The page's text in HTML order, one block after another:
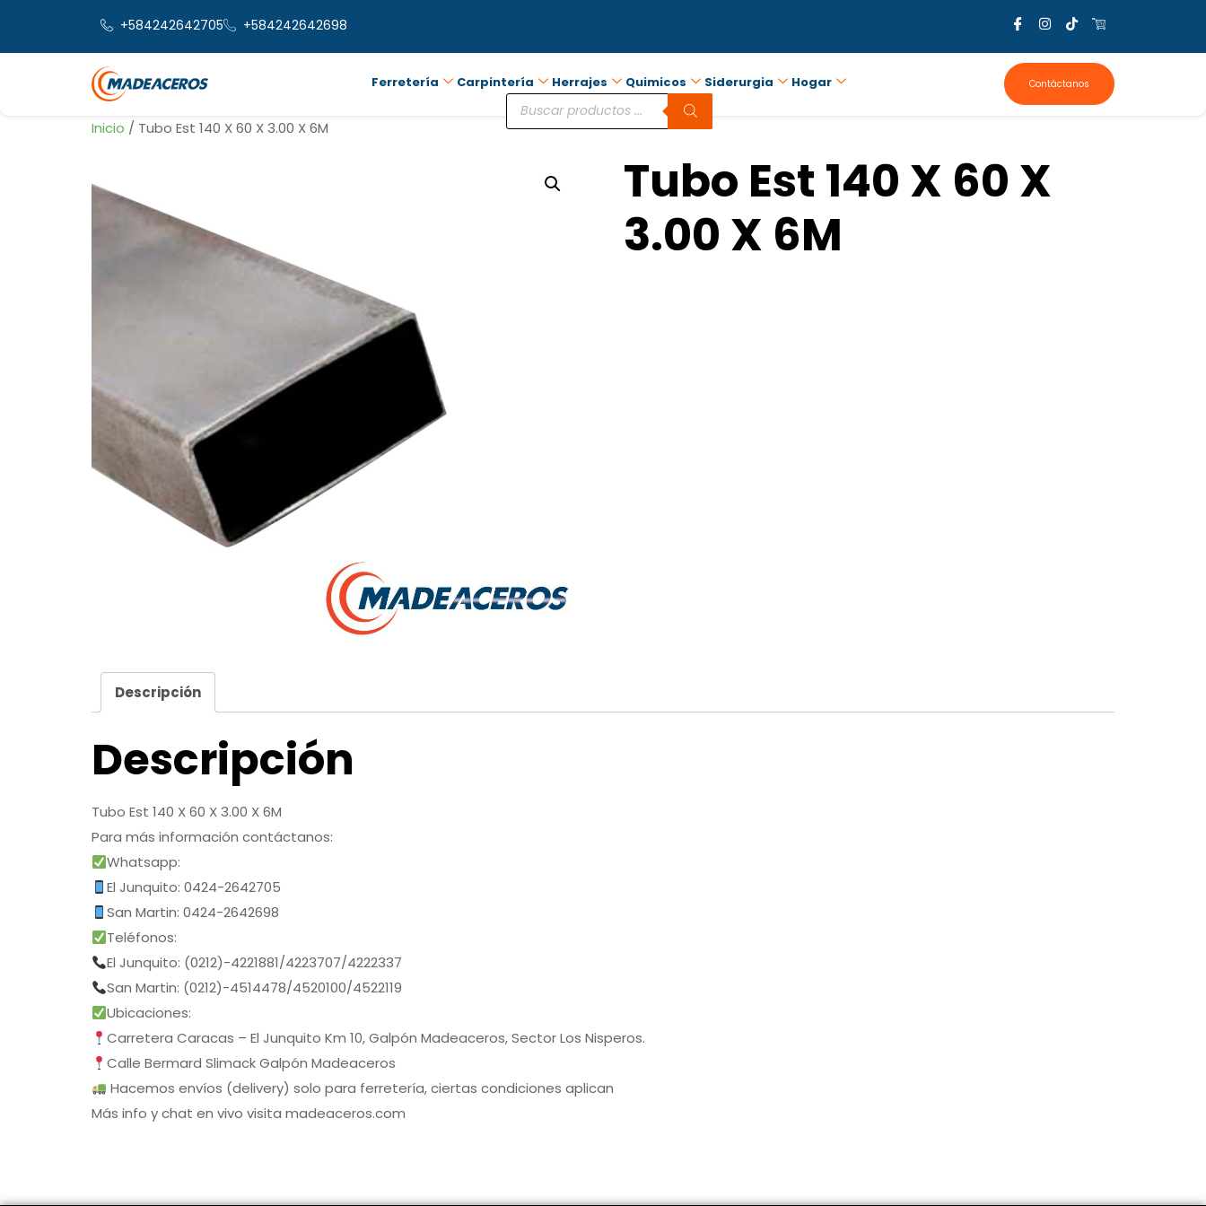
+584242642705 +584242642698
Ferretería Carpintería Herrajes Quimicos Siderurgia Hogar Contáctanos
Inicio / Tubo Est 140 X 60 X 3.00 X 6M
Tubo Est 140 X 60 X
3.00 X 6M
Descripción
Descripción
Tubo Est 140 X 60 X 3.00 X 6M
Para más información contáctanos:
Whatsapp:
El Junquito: 0424-2642705
San Martin: 0424-2642698
Teléfonos:
El Junquito: (0212)-4221881/4223707/4222337
San Martin: (0212)-4514478/4520100/4522119
Ubicaciones:
Carretera Caracas – El Junquito Km 10, Galpón Madeaceros, Sector Los Nisperos.
Calle Bermard Slimack Galpón Madeaceros
Hacemos envíos (delivery) solo para ferretería, ciertas condiciones aplican
Más info y chat en vivo visita madeaceros.com